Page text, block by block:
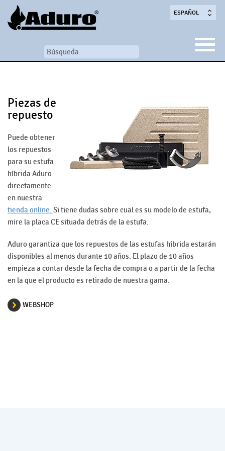
ESPAÑOL
Piezas de
repuesto
Puede obtener
los repuestos
para su estufa
híbrida Aduro
directamente
en nuestra
tienda online. Si tiene dudas sobre cual es su modelo de estufa,
mire la placa CE situada detrás de la estufa.
Aduro garantiza que los repuestos de las estufas híbrida estarán
disponibles al menos durante 10 años. El plazo de 10 años
empieza a contar desde la fecha de compra o a partir de la fecha
en la que el producto es retirado de nuestra gama.
WEBSHOP